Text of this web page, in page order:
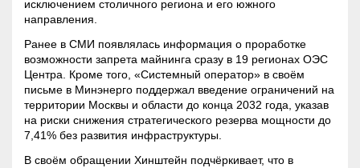
исключением столичного региона и его южного
направления.
Ранее в СМИ появлялась информация о проработке
возможности запрета майнинга сразу в 19 регионах ОЭС
Центра. Кроме того, «Системный оператор» в своём
письме в Минэнерго поддержал введение ограничений на
территории Москвы и области до конца 2032 года, указав
на риски снижения стратегического резерва мощности до
7,41% без развития инфраструктуры.
В своём обращении Хинштейн подчёркивает, что в